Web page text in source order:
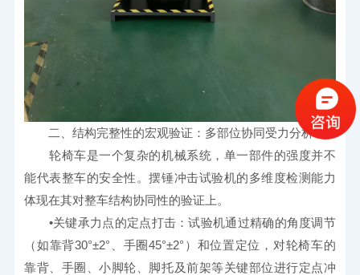
二、结构完整性的宏观验证：多部位协同受力分析
轮椅车是一个复杂的机械系统，单一部件的强度并不
能代表整车的安全性。摆锤冲击试验机的多维度检测能力
体现在其对整车结构协同性的验证上。
•关键承力点的定点打击：试验机通过精确的角度调节
（如靠背30°±2°、手圈45°±2°）和位置定位，对轮椅车的
靠背、手圈、小脚轮、脚托及前架等关键部位进行定点冲